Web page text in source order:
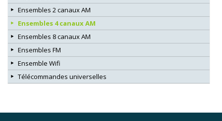
Ensembles 2 canaux AM
Ensembles 4 canaux AM
Ensembles 8 canaux AM
Ensembles FM
Ensemble Wifi
Télécommandes universelles